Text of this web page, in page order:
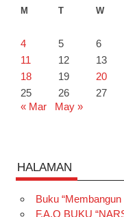
M T W
4
5 6
11
12 13
18
19 20
25
26 27
« Mar
May »
HALAMAN
Buku
F.A.Q BUKU